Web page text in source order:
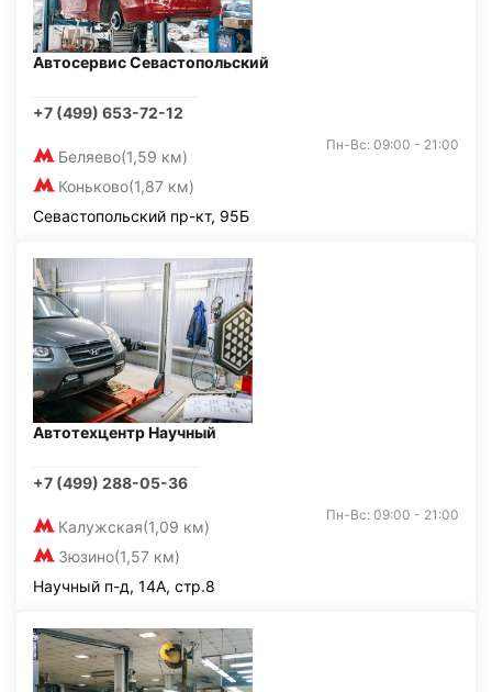
Автосервис Севастопольский
+7 (499) 653-72-12
Беляево(1,59 км)
Коньково(1,87 км)
Пн-Вс: 09:00 - 21:00
Севастопольский пр-кт, 95Б
Автотехцентр Научный
+7 (499) 288-05-36
Калужская(1,09 км)
Зюзино(1,57 км)
Пн-Вс: 09:00 - 21:00
Научный п-д, 14А, стр.8